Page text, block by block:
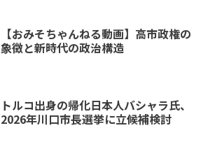
【おみそちゃんねる動画】高市政権の
象徴と新時代の政治構造
トルコ出身の帰化日本人バシャラ氏、
2026年川口市長選挙に立候補検討